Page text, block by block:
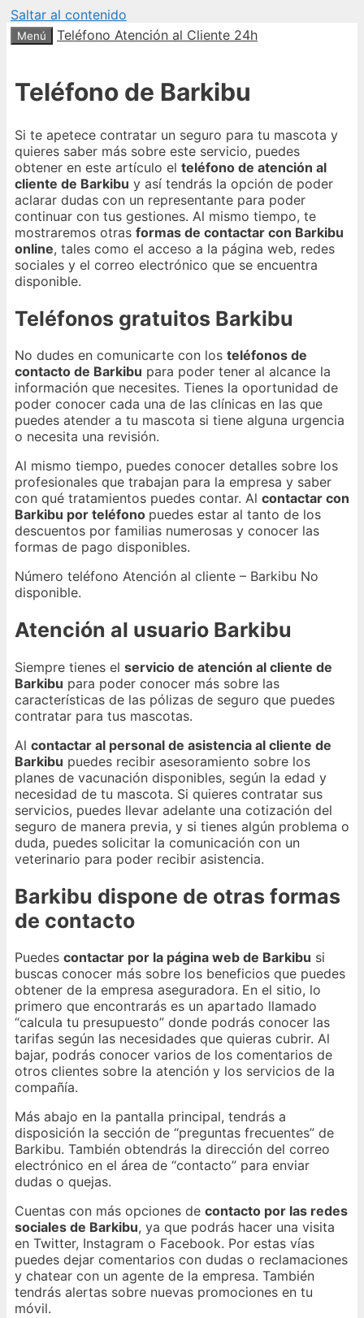
Saltar al contenido
Menú Teléfono Atención al Cliente 24h
Teléfono de Barkibu
Si te apetece contratar un seguro para tu mascota y
quieres saber más sobre este servicio, puedes
obtener en este artículo el teléfono de atención al
cliente de Barkibu y así tendrás la opción de poder
aclarar dudas con un representante para poder
continuar con tus gestiones. Al mismo tiempo, te
mostraremos otras formas de contactar con Barkibu
online, tales como el acceso a la página web, redes
sociales y el correo electrónico que se encuentra
disponible.
Teléfonos gratuitos Barkibu
No dudes en comunicarte con los teléfonos de
contacto de Barkibu para poder tener al alcance la
información que necesites. Tienes la oportunidad de
poder conocer cada una de las clínicas en las que
puedes atender a tu mascota si tiene alguna urgencia
o necesita una revisión.
Al mismo tiempo, puedes conocer detalles sobre los
profesionales que trabajan para la empresa y saber
con qué tratamientos puedes contar. Al contactar con
Barkibu por teléfono puedes estar al tanto de los
descuentos por familias numerosas y conocer las
formas de pago disponibles.
Número teléfono Atención al cliente – Barkibu No
disponible.
Atención al usuario Barkibu
Siempre tienes el servicio de atención al cliente de
Barkibu para poder conocer más sobre las
características de las pólizas de seguro que puedes
contratar para tus mascotas.
Al contactar al personal de asistencia al cliente de
Barkibu puedes recibir asesoramiento sobre los
planes de vacunación disponibles, según la edad y
necesidad de tu mascota. Si quieres contratar sus
servicios, puedes llevar adelante una cotización del
seguro de manera previa, y si tienes algún problema o
duda, puedes solicitar la comunicación con un
veterinario para poder recibir asistencia.
Barkibu dispone de otras formas
de contacto
Puedes contactar por la página web de Barkibu si
buscas conocer más sobre los beneficios que puedes
obtener de la empresa aseguradora. En el sitio, lo
primero que encontrarás es un apartado llamado
“calcula tu presupuesto” donde podrás conocer las
tarifas según las necesidades que quieras cubrir. Al
bajar, podrás conocer varios de los comentarios de
otros clientes sobre la atención y los servicios de la
compañía.
Más abajo en la pantalla principal, tendrás a
disposición la sección de “preguntas frecuentes” de
Barkibu. También obtendrás la dirección del correo
electrónico en el área de “contacto” para enviar
dudas o quejas.
Cuentas con más opciones de contacto por las redes
sociales de Barkibu, ya que podrás hacer una visita
en Twitter, Instagram o Facebook. Por estas vías
puedes dejar comentarios con dudas o reclamaciones
y chatear con un agente de la empresa. También
tendrás alertas sobre nuevas promociones en tu
móvil.